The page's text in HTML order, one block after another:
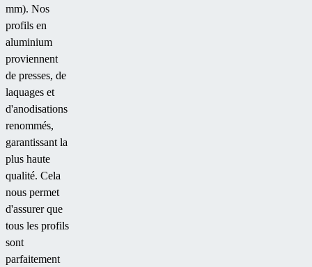
mm). Nos
profils en
aluminium
proviennent
de presses, de
laquages et
d'anodisations
renommés,
garantissant la
plus haute
qualité. Cela
nous permet
d'assurer que
tous les profils
sont
parfaitement